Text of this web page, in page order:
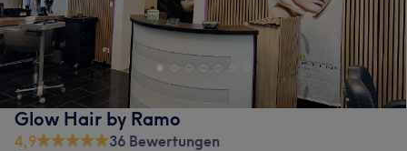
Glow Hair by Ramo
4,9
36 Bewertungen